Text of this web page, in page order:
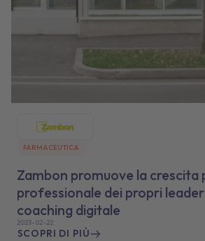
FARMACEUTICA
Zambon promuove la crescita personale e
professionale dei propri leader attraverso il
coaching digitale
2023-02-22
SCOPRI DI PIÙ